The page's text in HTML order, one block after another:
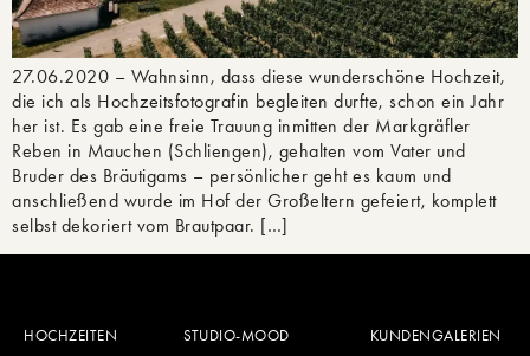
27.06.2020 – Wahnsinn, dass diese wunderschöne Hochzeit,
die ich als Hochzeitsfotografin begleiten durfte, schon ein Jahr
her ist. Es gab eine freie Trauung inmitten der Markgräfler
Reben in Mauchen (Schliengen), gehalten vom Vater und
Bruder des Bräutigams – persönlicher geht es kaum und
anschließend wurde im Hof der Großeltern gefeiert, komplett
selbst dekoriert vom Brautpaar. […]
HOCHZEITEN STUDIO-MOOD KUNDENGALERIEN